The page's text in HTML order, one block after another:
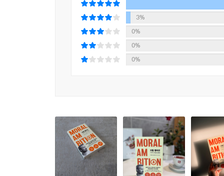
지금 가장 시급한 문제를 해결하는 데 쓰이고 있는
“세상을 바꾼 것은 언제나 행동에 나선 사람들이었
로자 파크스, 우연한 영웅이 아닌 치밀하게 준비된
혁신가들이었다.
대표적인 사례는 미국 흑인 민권운동의 상징인
기억하지만, 브레흐만은 역사 속에서 중요한 진
운동에 몸담으며 저항 전술 워크숍에 참여하기도
3%
0%
0%
0%